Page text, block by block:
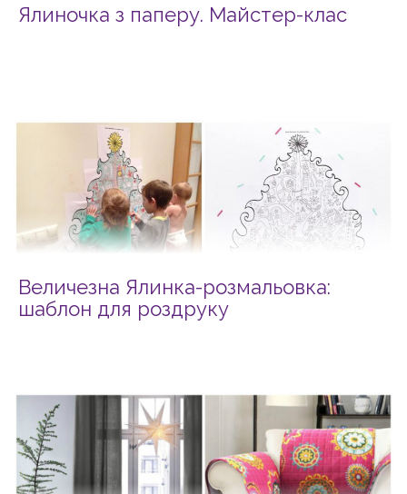
Ялиночка з паперу. Майстер-клас
Величезна Ялинка-розмальовка:
шаблон для роздруку